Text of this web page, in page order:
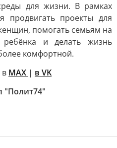
для жизни. В рамках
продвигать проекты для
помогать семьям на
и делать жизнь
комфортной.
MAX | в VK
"Полит74"